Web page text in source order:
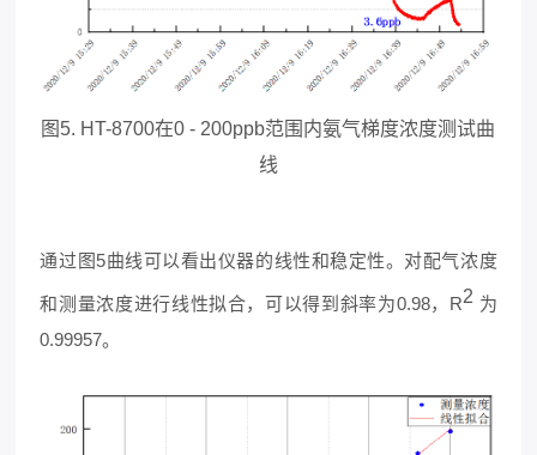
图5. HT-8700在0 - 200ppb范围内氨气梯度浓度测试曲
线
通过图5曲线可以看出仪器的线性和稳定性。对配气浓度
和测量浓度进行线性拟合，可以得到斜率为0.98，R2 为
0.99957。